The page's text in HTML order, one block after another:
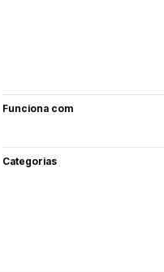
Funciona com
Categorias